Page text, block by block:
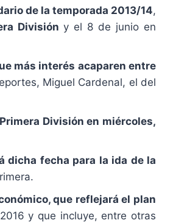
de la temporada 2013/14,
División y el 8 de junio en
más interés acaparen entre
Miguel Cardenal, el del
División en miércoles,
dicha fecha para la ida de la
que reflejará el plan
y que incluye, entre otras